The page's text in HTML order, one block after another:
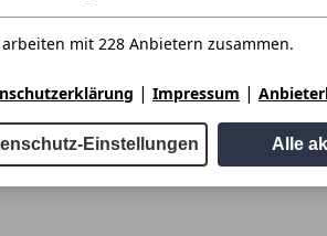
mit 228 Anbietern zusammen.
| Impressum |
Einstellungen Alle